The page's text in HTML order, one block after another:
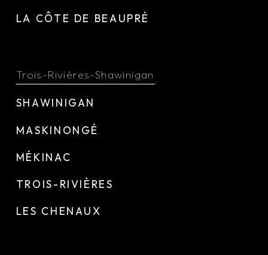
LA CÔTE DE BEAUPRÉ
Trois-Rivières-Shawinigan
SHAWINIGAN
MASKINONGÉ
MÉKINAC
TROIS-RIVIÈRES
LES CHENAUX